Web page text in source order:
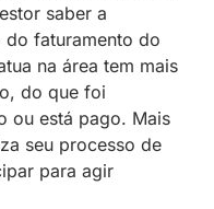
saber a
faturamento do
na área tem mais
do que foi
ou está pago. Mais
seu processo de
para agir